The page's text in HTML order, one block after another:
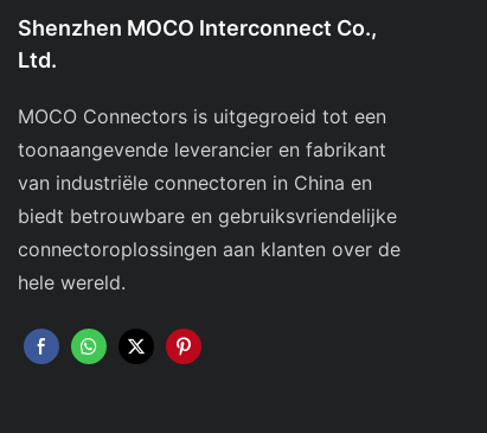
Shenzhen MOCO Interconnect Co.,
Ltd.
MOCO Connectors is uitgegroeid tot een
toonaangevende leverancier en fabrikant
van industriële connectoren in China en
biedt betrouwbare en gebruiksvriendelijke
connectoroplossingen aan klanten over de
hele wereld.